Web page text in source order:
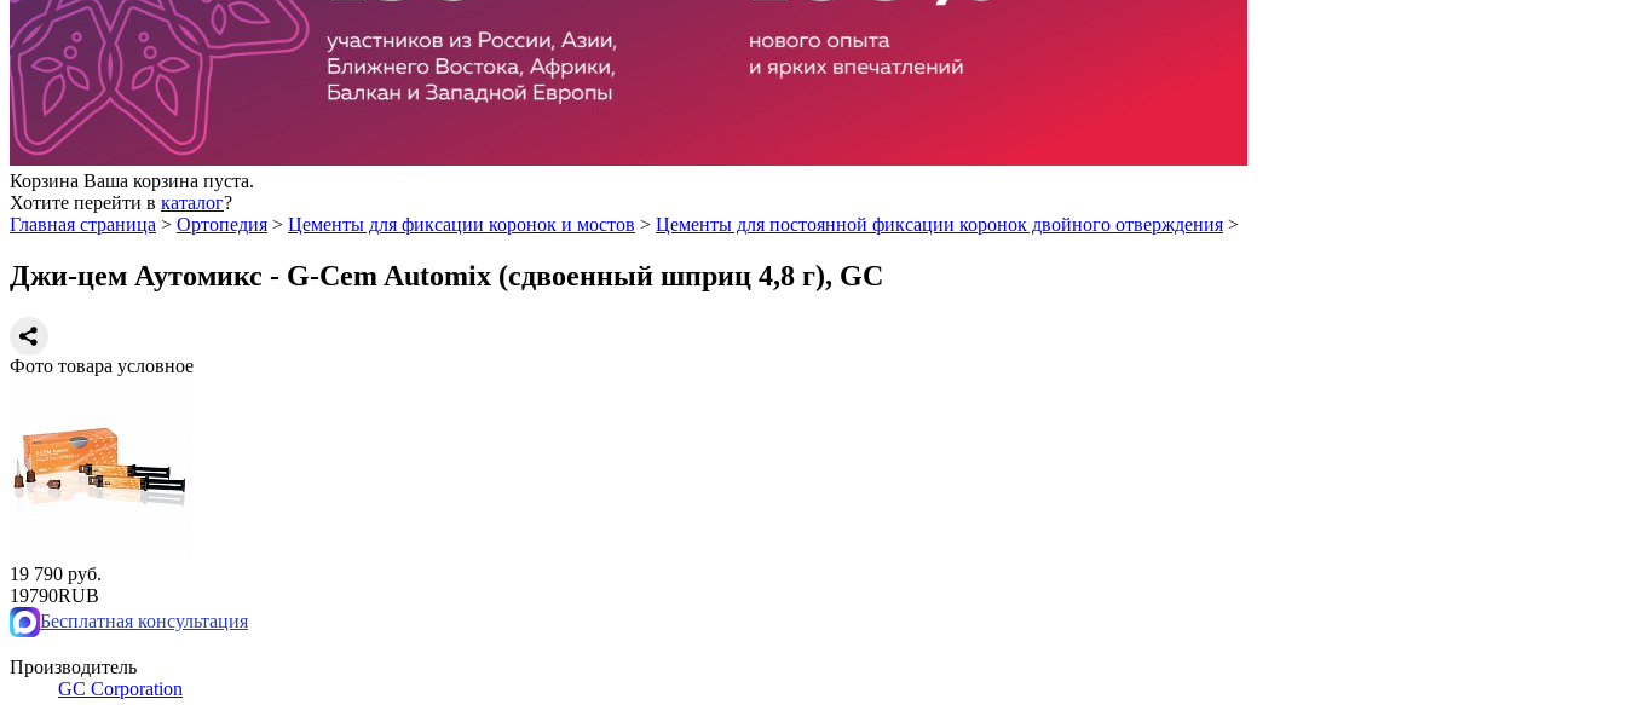
Корзина Ваша корзина пуста.
Хотите перейти в каталог?
Главная страница > Ортопедия > Цементы для фиксации коронок и мостов > Цементы для постоянной фиксации коронок двойного отверждения >
Джи-цем Аутомикс - G-Cem Automix (сдвоенный шприц 4,8 г), GC
Фото товара условное
19 790 руб.
19790RUB
Бесплатная консультация
Производитель
GC Corporation